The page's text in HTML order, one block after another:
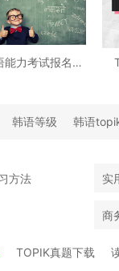
韩语能力考试报名时间
韩语等级 韩语
方法 实
商
TOPIK真题下载